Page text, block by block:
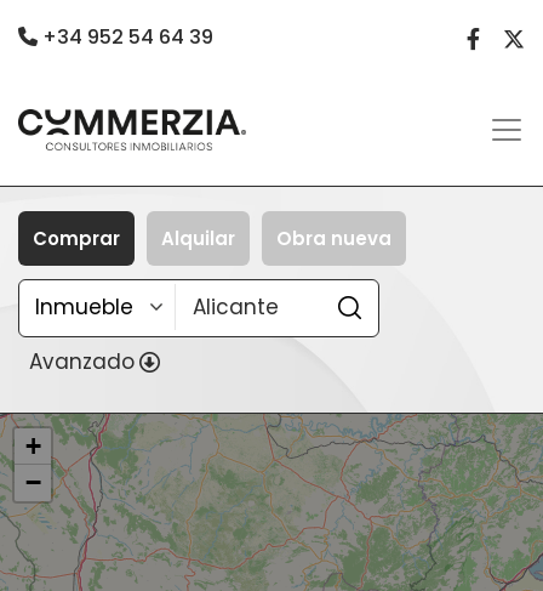
+34 952 54 64 39
Comprar Alquilar Obra nueva
Avanzado
+
−